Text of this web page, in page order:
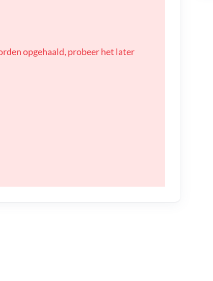
opgehaald, probeer het later